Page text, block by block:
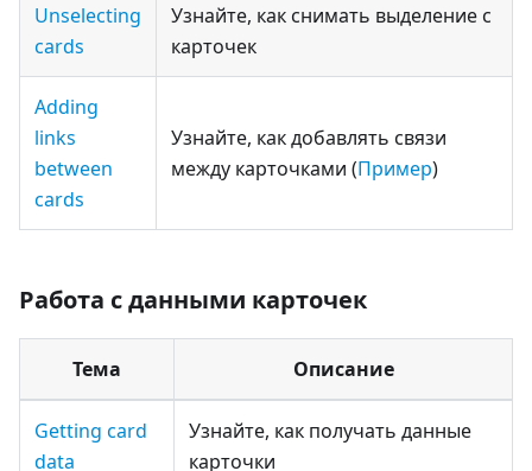
Unselecting
cards
Узнайте, как снимать выделение с
карточек
Adding
links
between
cards
Узнайте, как добавлять связи
между карточками (Пример)
Работа с данными карточек
Тема Описание
Getting card
data
Узнайте, как получать данные
карточки